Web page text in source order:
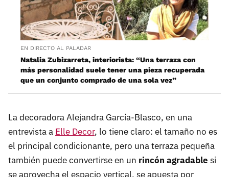
EN DIRECTO AL PALADAR
Natalia Zubizarreta, interiorista: “Una terraza con
más personalidad suele tener una pieza recuperada
que un conjunto comprado de una sola vez”
La decoradora Alejandra García-Blasco, en una
entrevista a Elle Decor, lo tiene claro: el tamaño no es
el principal condicionante, pero una terraza pequeña
también puede convertirse en un rincón agradable si
se aprovecha el espacio vertical, se apuesta por